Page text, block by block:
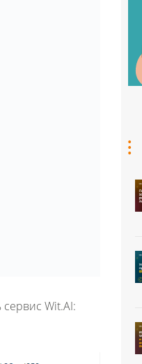
Wit.AI: